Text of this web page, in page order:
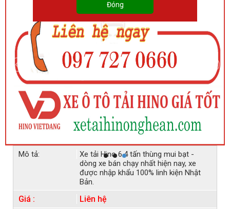
Mô tả:
Xe tải Hino 6.4 tấn thùng mui bạt -
dòng xe bán chạy nhất hiện nay, xe
được nhập khẩu 100% linh kiện Nhật
Bản.
Giá : Liên hệ
Đóng